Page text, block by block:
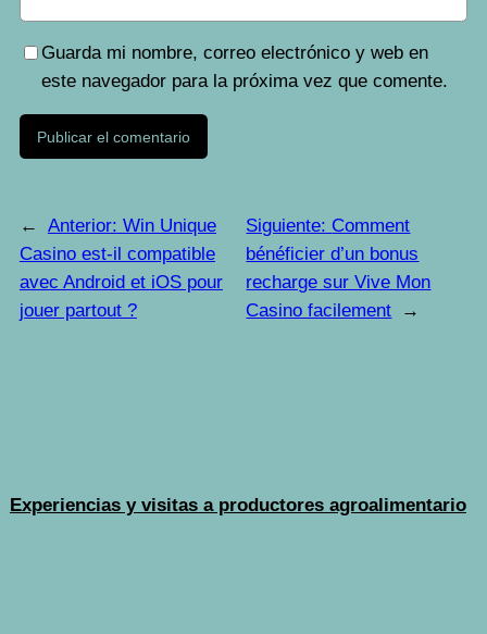
Guarda mi nombre, correo electrónico y web en
este navegador para la próxima vez que comente.
← Anterior: Win Unique
Casino est-il compatible
avec Android et iOS pour
jouer partout ?
Siguiente: Comment
bénéficier d’un bonus
recharge sur Vive Mon
Casino facilement
→
Experiencias y visitas a productores agroalimentario